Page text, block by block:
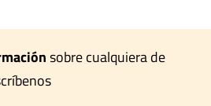
sobre cualquiera de